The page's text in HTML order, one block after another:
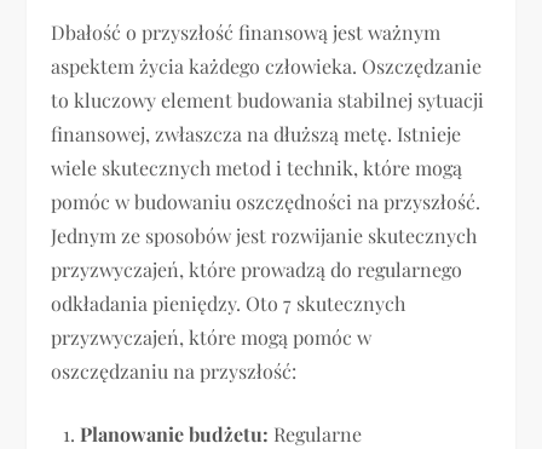
Dbałość o przyszłość finansową jest ważnym
aspektem życia każdego człowieka. Oszczędzanie
to kluczowy element budowania stabilnej sytuacji
finansowej, zwłaszcza na dłuższą metę. Istnieje
wiele skutecznych metod i technik, które mogą
pomóc w budowaniu oszczędności na przyszłość.
Jednym ze sposobów jest rozwijanie skutecznych
przyzwyczajeń, które prowadzą do regularnego
odkładania pieniędzy. Oto 7 skutecznych
przyzwyczajeń, które mogą pomóc w
oszczędzaniu na przyszłość:
Planowanie budżetu: Regularne